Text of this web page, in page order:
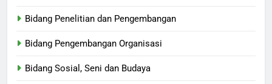
Bidang Penelitian dan Pengembangan
Bidang Pengembangan Organisasi
Bidang Sosial, Seni dan Budaya